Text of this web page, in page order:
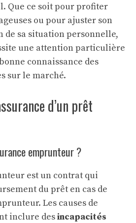
Que ce soit pour profiter
ou pour ajuster son
de sa situation personnelle,
une attention particulière
connaissance des
sur le marché.
d’un prêt
emprunteur ?
est un contrat qui
du prêt en cas de
Les causes de
inclure desincapacités